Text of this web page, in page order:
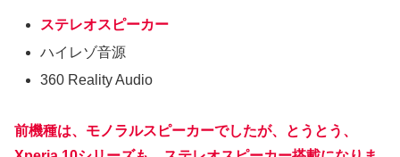
ステレオスピーカー
ハイレゾ音源
360 Reality Audio
前機種は、モノラルスピーカーでしたが、とうとう、